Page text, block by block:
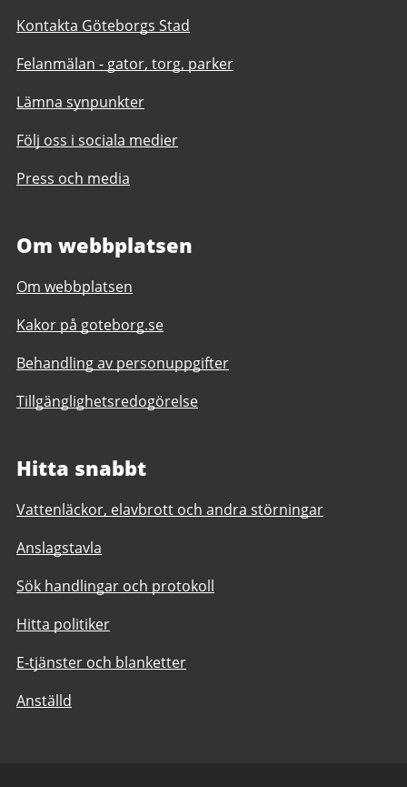
Kontakta Göteborgs Stad
Felanmälan - gator, torg, parker
Lämna synpunkter
Följ oss i sociala medier
Press och media
Om webbplatsen
Om webbplatsen
Kakor på goteborg.se
Behandling av personuppgifter
Tillgänglighetsredogörelse
Hitta snabbt
Vattenläckor, elavbrott och andra störningar
Anslagstavla
Sök handlingar och protokoll
Hitta politiker
E-tjänster och blanketter
Anställd